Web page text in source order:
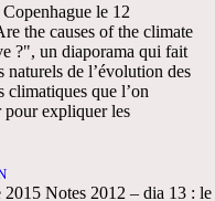
le 12
the causes of the climate
?", un diaporama qui fait
naturels de l’évolution des
climatiques que l’on
pour expliquer les
Notes 2012 – dia 13 : le